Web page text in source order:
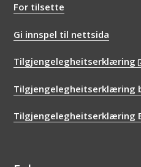
For tilsette
Gi innspel til nettsida
Tilgjengelegheitserklæring
Tilgjengelegheitserklæring
Tilgjengelegheitserklæring